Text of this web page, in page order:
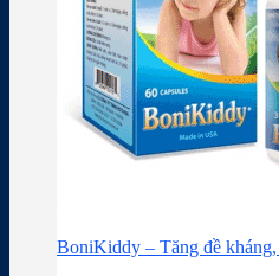
BoniKiddy – Tăng đề